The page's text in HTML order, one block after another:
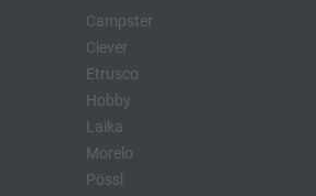
Campster
Clever
Etrusco
Hobby
Laika
Morelo
Pössl